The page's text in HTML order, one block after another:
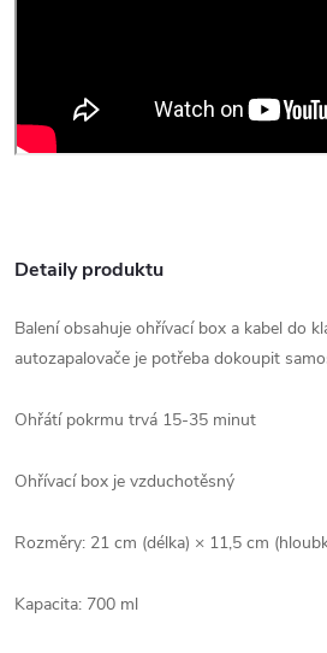
Detaily produktu
Balení obsahuje ohřívací box a kabel do
autozapalovače je potřeba dokoupit
Ohřátí pokrmu trvá 15-35 minut
Ohřívací box je vzduchotěsný
Rozměry: 21 cm (délka) × 11,5 cm
Kapacita: 700 ml